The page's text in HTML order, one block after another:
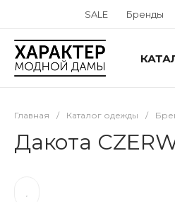
SALE Бренды
Главная / Каталог одежды /
Дакота